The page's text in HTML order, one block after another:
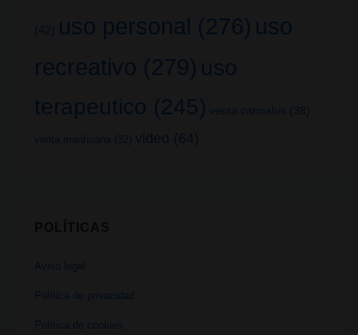
(42) uso personal (276) uso
recreativo (279) uso
terapeutico (245) venta cannabis (38)
venta marihuana (32) video (64)
Aviso legal
Política de privacidad
Política de cookies